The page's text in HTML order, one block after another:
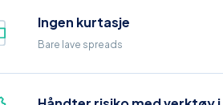
Ingen kurtasje
Bare lave spreads